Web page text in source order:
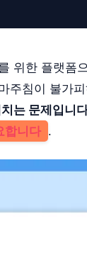
위한 플랫폼
주침이 불가
는 문제입니
합니다 .